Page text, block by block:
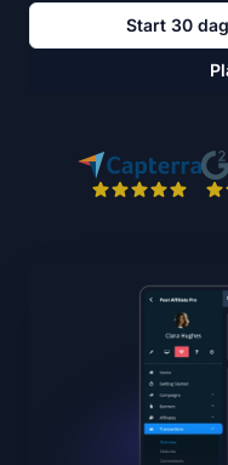
Start 30